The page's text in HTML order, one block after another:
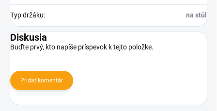
Typ držáku: na stůl
Diskusia
Buďte prvý, kto napíše príspevok k tejto položke.
Pridať komentár